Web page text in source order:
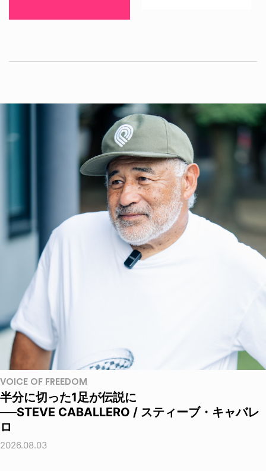
VOICE OF FREEDOM
半分に切った1足が伝説に
──STEVE CABALLERO / スティーブ・キャバレ
ロ
2026.08.03